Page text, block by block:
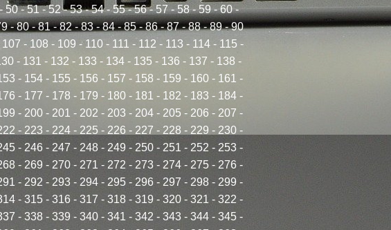
- 50-51-52-53-54-55-56-57 -58-59-60-
-80-81-82-83-84-85-86-87-88-89-90
107 - 108 - 109 - 110- 111 - 112 - 113- 114- 115 -
- 131 - 132 - 133 - 134 - 135 - 136 - 137 - 138 -
- 154 - 155 - 156 - 157 - 158 - 159 - 160 - 161 -
- 177 - 178 - 179 - 180 - 181 - 182 - 183 - 184 -
- 200 - 201 - 202 - 203 - 204 - 205 - 206 - 207 -
- 223 - 224- 225 - 226 - 227 - 228 - 229 - 230-
- 246 - 247 - 248 - 249 - 250 - 251 - 252 - 253 -
- 269 - 270 - 271 - 272 - 273 - 274 - 275 - 276 -
- 292 - 293 - 294 - 295 - 296 - 297 - 298 - 299 -
- 315- 316- 317 - 318 - 319- 320- 321 - 322 -
- 338 - 339 - 340 - 341 - 342 - 343 - 344 - 345 -